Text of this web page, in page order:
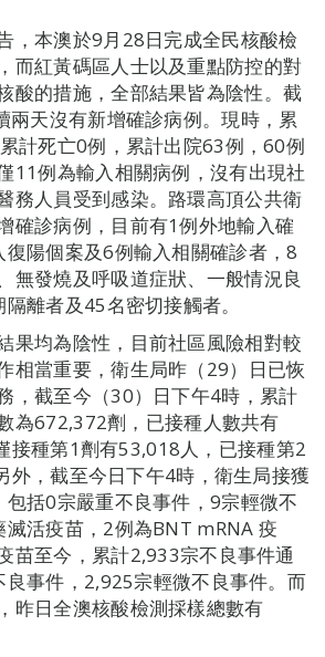
，本澳於9月28日完成全民核酸檢
而紅黃碼區人士以及重點防控的對
酸的措施，全部結果皆為陰性。截
兩天沒有新增確診病例。現時，累
計死亡0例，累計出院63例，60例
11例為輸入相關病例，沒有出現社
務人員受到感染。路環高頂公共衛
確診病例，目前有1例外地輸入確
陽個案及6例輸入相關確診者，8
無發燒及呼吸道症狀、一般情況良
離者及45名密切接觸者。
果均為陰性，目前社區風險相對較
相當重要，衛生局昨（29）日已恢
，截至今（30）日下午4時，累計
為672,372劑，已接種人數共有
接種第1劑有53,018人，已接種第2
外，截至今日下午4時，衛生局接獲
括0宗嚴重不良事件，9宗輕微不
滅活疫苗，2例為BNT mRNA 疫
苗至今，累計2,933宗不良事件通
事件，2,925宗輕微不良事件。而
昨日全澳核酸檢測採樣總數有